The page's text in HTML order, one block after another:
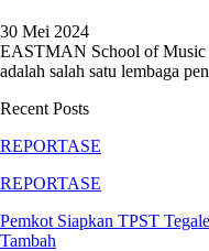
30 Mei 2024
EASTMAN School of Music
adalah salah satu lembaga
Recent Posts
REPORTASE
REPORTASE
Pemkot Siapkan TPST
Tambah